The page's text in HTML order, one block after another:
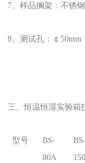
7、样品搁架：不锈
8、测试孔：￠50mm
三、恒温恒湿实验箱
型号
BS-
80A
BS-